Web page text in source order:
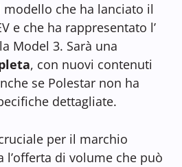
modello che ha lanciato il
e che ha rappresentato l’
Model 3. Sarà una
, con nuovi contenuti
se Polestar non ha
dettagliate.
per il marchio
l’offerta di volume che può